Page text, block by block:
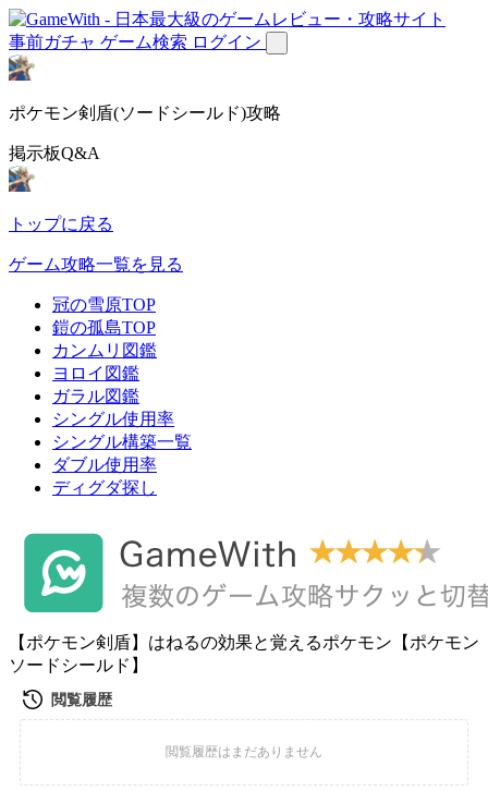
事前ガチャ ゲーム検索 ログイン
ポケモン剣盾(ソードシールド)攻略
掲示板Q&A
トップに戻る
ゲーム攻略一覧を見る
冠の雪原TOP
鎧の孤島TOP
カンムリ図鑑
ヨロイ図鑑
ガラル図鑑
シングル使用率
シングル構築一覧
ダブル使用率
ディグダ探し
【ポケモン剣盾】はねるの効果と覚えるポケモン【ポケモン
ソードシールド】